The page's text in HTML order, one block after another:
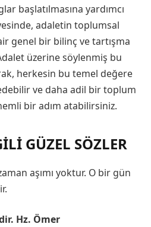
başlatılmasına yardımcı
adaletin toplumsal
genel bir bilinç ve tartışma
üzerine söylenmiş bu
herkesin bu temel değere
ve daha adil bir toplum
bir adım atabilirsiniz.
GÜZEL SÖZLER
aşımı yoktur. O bir gün
Hz. Ömer